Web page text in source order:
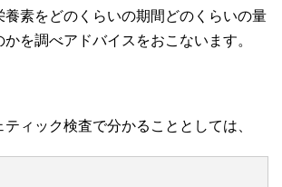
養素をどのくらいの期間どのくらいの量
を調べアドバイスをおこないます。
ィック検査で分かることとしては、